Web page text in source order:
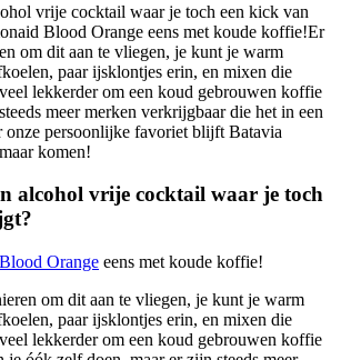
vrije cocktail waar je toch een kick van
Blood Orange eens met koude koffie!Er
om dit aan te vliegen, je kunt je warm
paar ijsklontjes erin, en mixen die
lekkerder om een koud gebrouwen koffie
meer merken verkrijgbaar die het in een
onze persoonlijke favoriet blijft Batavia
komen!
alcohol vrije cocktail waar je toch
Orange eens met koude koffie!
om dit aan te vliegen, je kunt je warm
paar ijsklontjes erin, en mixen die
lekkerder om een koud gebrouwen koffie